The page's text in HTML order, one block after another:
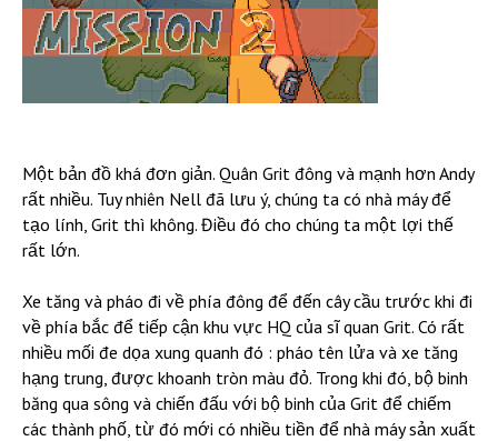
Một bản đồ khá đơn giản. Quân Grit đông và mạnh hơn Andy
rất nhiều. Tuy nhiên Nell đã lưu ý, chúng ta có nhà máy để
tạo lính, Grit thì không. Điều đó cho chúng ta một lợi thế
rất lớn.
Xe tăng và pháo đi về phía đông để đến cây cầu trước khi đi
về phía bắc để tiếp cận khu vực HQ của sĩ quan Grit. Có rất
nhiều mối đe dọa xung quanh đó : pháo tên lửa và xe tăng
hạng trung, được khoanh tròn màu đỏ. Trong khi đó, bộ binh
băng qua sông và chiến đấu với bộ binh của Grit để chiếm
các thành phố, từ đó mới có nhiều tiền để nhà máy sản xuất